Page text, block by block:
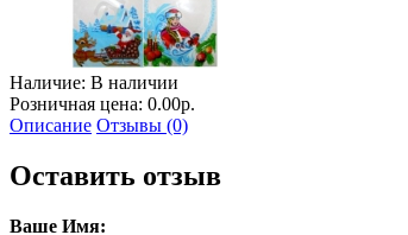
Наличие: В наличии
Розничная цена: 0.00р.
Описание Отзывы (0)
Оставить отзыв
Ваше Имя: